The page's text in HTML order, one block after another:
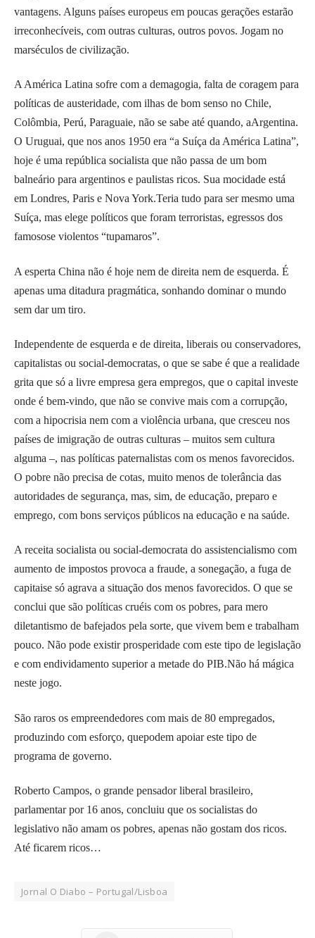
vantagens. Alguns países europeus em poucas gerações estarão
irreconhecíveis, com outras culturas, outros povos. Jogam no
marséculos de civilização.
A América Latina sofre com a demagogia, falta de coragem para
políticas de austeridade, com ilhas de bom senso no Chile,
Colômbia, Perú, Paraguaie, não se sabe até quando, aArgentina.
O Uruguai, que nos anos 1950 era “a Suíça da América Latina”,
hoje é uma república socialista que não passa de um bom
balneário para argentinos e paulistas ricos. Sua mocidade está
em Londres, Paris e Nova York.Teria tudo para ser mesmo uma
Suíça, mas elege políticos que foram terroristas, egressos dos
famosose violentos “tupamaros”.
A esperta China não é hoje nem de direita nem de esquerda. É
apenas uma ditadura pragmática, sonhando dominar o mundo
sem dar um tiro.
Independente de esquerda e de direita, liberais ou conservadores,
capitalistas ou social-democratas, o que se sabe é que a realidade
grita que só a livre empresa gera empregos, que o capital investe
onde é bem-vindo, que não se convive mais com a corrupção,
com a hipocrisia nem com a violência urbana, que cresceu nos
países de imigração de outras culturas – muitos sem cultura
alguma –, nas políticas paternalistas com os menos favorecidos.
O pobre não precisa de cotas, muito menos de tolerância das
autoridades de segurança, mas, sim, de educação, preparo e
emprego, com bons serviços públicos na educação e na saúde.
A receita socialista ou social-democrata do assistencialismo com
aumento de impostos provoca a fraude, a sonegação, a fuga de
capitaise só agrava a situação dos menos favorecidos. O que se
conclui que são políticas cruéis com os pobres, para mero
diletantismo de bafejados pela sorte, que vivem bem e trabalham
pouco. Não pode existir prosperidade com este tipo de legislação
e com endividamento superior a metade do PIB.Não há mágica
neste jogo.
São raros os empreendedores com mais de 80 empregados,
produzindo com esforço, quepodem apoiar este tipo de
programa de governo.
Roberto Campos, o grande pensador liberal brasileiro,
parlamentar por 16 anos, concluiu que os socialistas do
legislativo não amam os pobres, apenas não gostam dos ricos.
Até ficarem ricos…
Jornal O Diabo – Portugal/Lisboa